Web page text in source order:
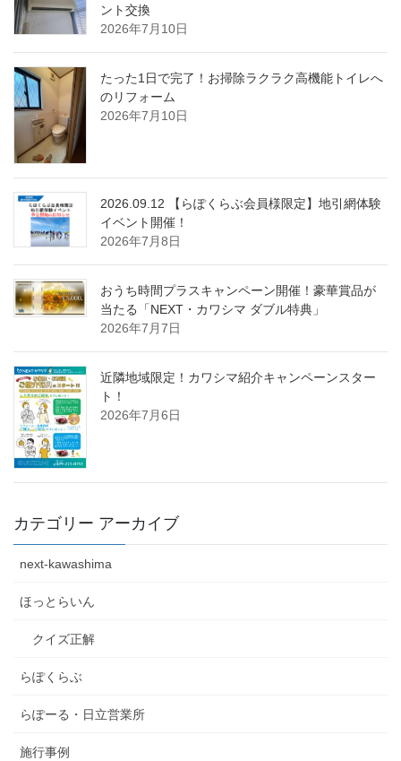
ント交換
2026年7月10日
たった1日で完了！お掃除ラクラク高機能トイレへ
のリフォーム
2026年7月10日
2026.09.12 【らぽくらぶ会員様限定】地引網体験
イベント開催！
2026年7月8日
おうち時間プラスキャンペーン開催！豪華賞品が
当たる「NEXT・カワシマ ダブル特典」
2026年7月7日
近隣地域限定！カワシマ紹介キャンペーンスター
ト！
2026年7月6日
カテゴリー アーカイブ
next-kawashima
ほっとらいん
クイズ正解
らぽくらぶ
らぽーる・日立営業所
施行事例